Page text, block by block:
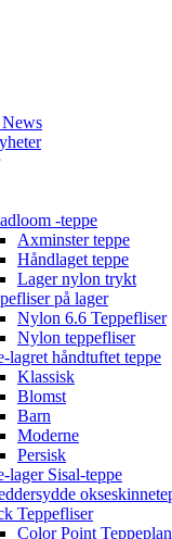
-teppe
Axminster teppe
Håndlaget teppe
Lager nylon trykt
på lager
Nylon 6.6 Teppefliser
Nylon teppefliser
lagret håndtuftet teppe
Klassisk
Blomst
Barn
Moderne
Persisk
lager Sisal-teppe
Teppefliser
Color Point